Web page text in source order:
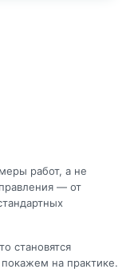
работ, а не
— от
становятся
на практике.